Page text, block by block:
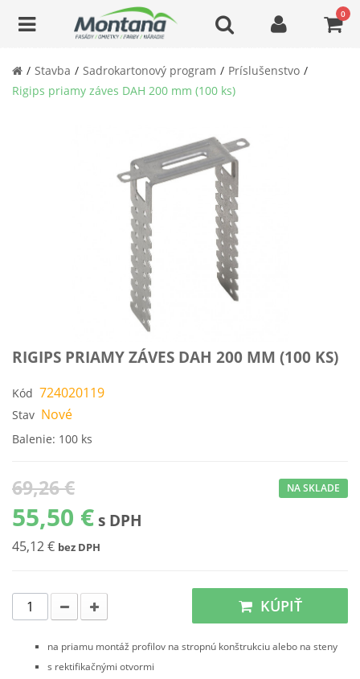
0
Stavba Sadrokartonový program
Príslušenstvo
Rigips priamy záves DAH 200 mm (100 ks)
RIGIPS PRIAMY ZÁVES DAH 200 MM (100 KS)
Kód 724020119
Stav Nové
Balenie: 100 ks
69,26 €
55,50 € s DPH
45,12 € bez DPH
NA SKLADE
KÚPIŤ
na priamu montáž profilov na stropnú konštrukciu alebo na steny
s rektifikačnými otvormi